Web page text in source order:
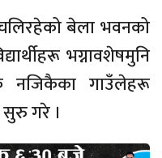
चलिरहेको बेला भवनको
भग्नावशेषमुनि
नजिकैका गाउँलेहरू
सुरु गरे ।